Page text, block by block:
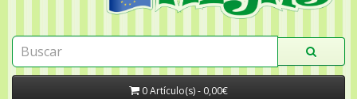
0 Artículo(s) - 0,00€